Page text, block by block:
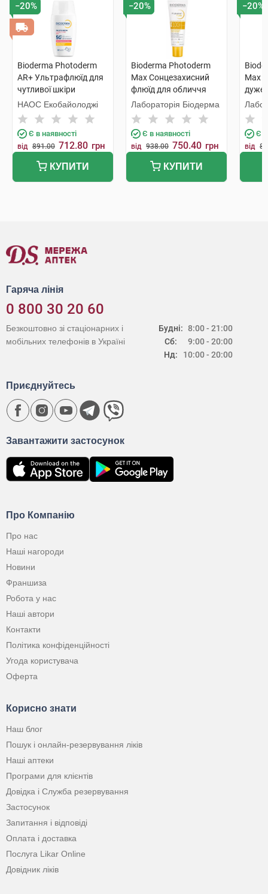
−20%
Bioderma Photoderm
AR+ Ультрафлюїд для
чутливої шкіри
обличчя SPF50+ 40 мл
1 флакон
НАОС Екобайолоджі
Є в наявності
від 891.00 712.80 грн
КУПИТИ
−20%
Bioderma Photoderm
Max Сонцезахисний
флюїд для обличчя
SPF100+ 40 мл 1 туба
Лабораторія Біодерма
Є в наявності
від 938.00 750.40 грн
КУПИТИ
−20%
Max
дуже
1
Є в
від
Гаряча лінія
0 800 30 20 60
Будні:
Сб:
Нд:
8:00 - 21:00
9:00 - 20:00
10:00 - 20:00
Безкоштовно зі стаціонарних і
мобільних телефонів в Україні
Про Компанію
Про нас
Наші нагороди
Новини
Франшиза
Робота у нас
Наші автори
Контакти
Політика конфіденційності
Угода користувача
Оферта
Корисно знати
Наш блог
Пошук і онлайн-резервування ліків
Наші аптеки
Програми для клієнтів
Довідка і Служба резервування
Застосунок
Запитання і відповіді
Оплата і доставка
Послуга Likar Online
Довідник ліків
Завантажити застосунок
Приєднуйтесь